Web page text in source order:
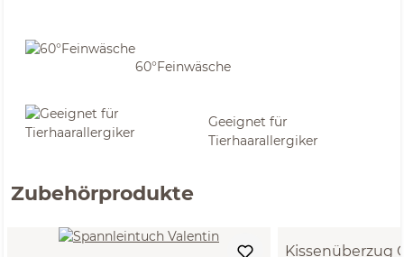
60°Feinwäsche
Geeignet für
Tierhaarallergiker
Zubehörprodukte
Kissenüberzug